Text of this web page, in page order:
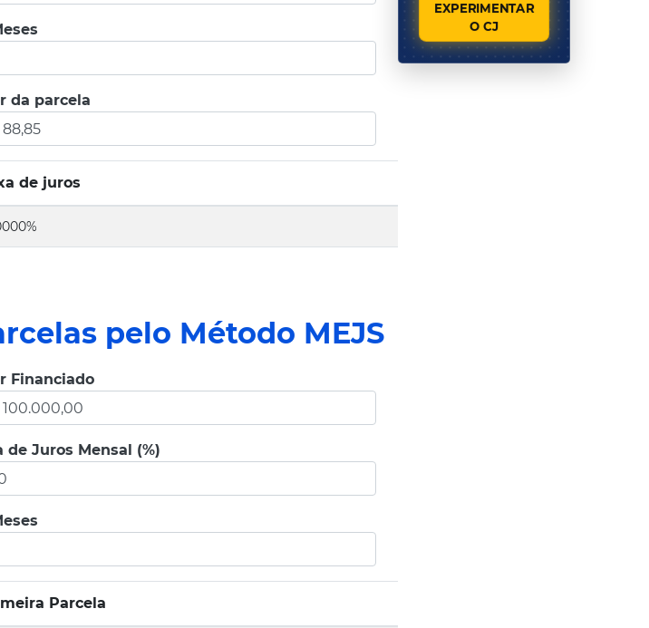
da parcela
de juros
pelo Método MEJS
Financiado
de Juros Mensal (%)
Parcela
EXPERIMENTAR
O CJ